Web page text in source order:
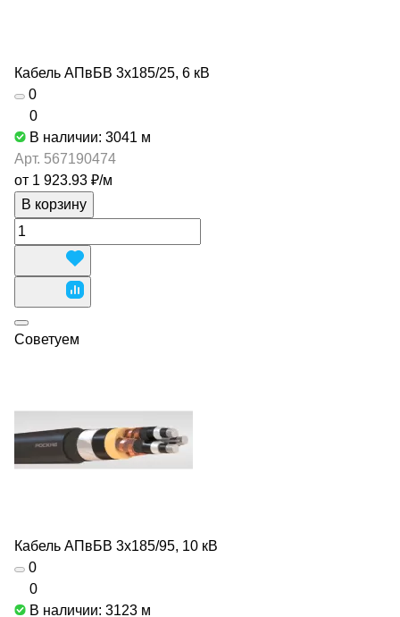
Кабель АПвБВ 3х185/25, 6 кВ
0
0
В наличии: 3041 м
Арт. 567190474
от 1 923.93 ₽/м
В корзину
Советуем
Кабель АПвБВ 3х185/95, 10 кВ
0
0
В наличии: 3123 м